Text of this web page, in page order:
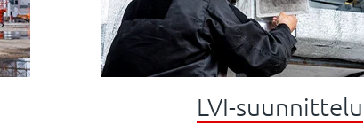
LVI-suunnittelu